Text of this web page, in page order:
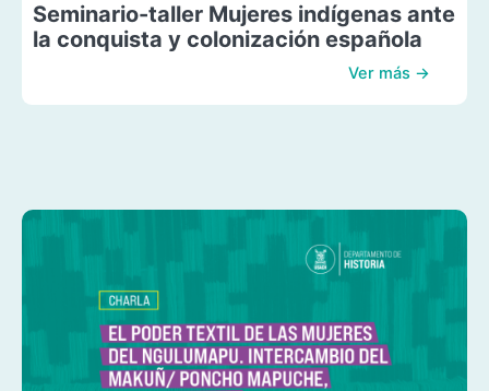
Seminario-taller Mujeres indígenas ante
la conquista y colonización española
Ver más →